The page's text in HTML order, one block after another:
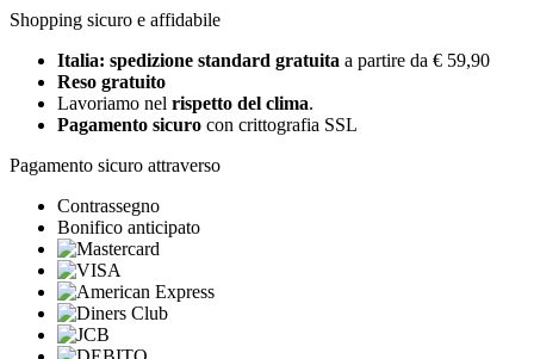
Shopping sicuro e affidabile
Italia: spedizione standard gratuita a partire da € 59,90
Reso gratuito
Lavoriamo nel rispetto del clima.
Pagamento sicuro con crittografia SSL
Pagamento sicuro attraverso
Contrassegno
Bonifico anticipato